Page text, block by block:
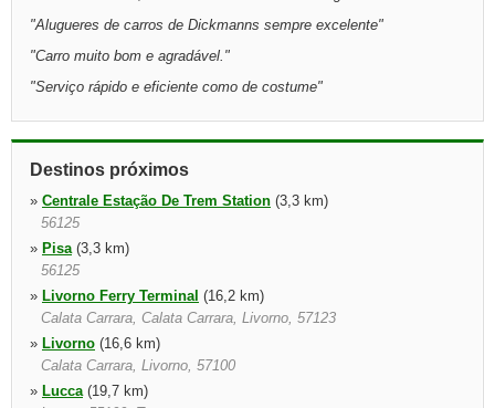
"Alugueres de carros de Dickmanns sempre excelente"
"Carro muito bom e agradável. "
"Serviço rápido e eficiente como de costume"
Destinos próximos
» Centrale Estação De Trem Station (3,3 km)
56125
» Pisa(3,3 km)
56125
» Livorno Ferry Terminal (16,2 km)
Calata Carrara, Calata Carrara, Livorno, 57123
» Livorno (16,6 km)
Calata Carrara, Livorno, 57100
» Lucca(19,7 km)